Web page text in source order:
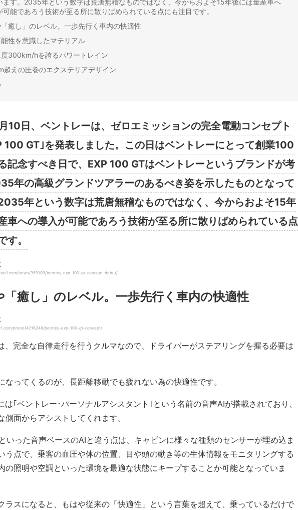
ます。2035年という数字は荒唐無稽なものではなく、今からおよそ15年後には量産車へ
可能であろう技術が至る所に散りばめられている点にも注目です。
「癒し」のレベル。一歩先行く車内の快適性
性を意識したマテリアル
300km/hを誇るパワートレイン
超えの圧巻のエクステリアデザイン
10日、ベントレーは、ゼロエミッションの完全電動コンセプト
100 GT｣を発表しました。この日はベントレーにとって創業100
記念すべき日で、EXP 100 GTはベントレーというブランドが考
年の高級グランドツアラーのあるべき姿を示したものとなって
年という数字は荒唐無稽なものではなく、今からおよそ15年
車への導入が可能であろう技術が至る所に散りばめられている点
す。
news/359109/bentley-exp-100-gt-concept-debut/
「癒し」のレベル。一歩先行く車内の快適性
photo/4216248/bentley-exp-100-gt-concept/
、完全な自律走行を行うクルマなので、ドライバーがステアリングを握る必要は
なってくるのが、長距離移動でも疲れない為の快適性です。
は｢ベントレー･パーソナルアシスタント｣という名前の音声AIが搭載されており、
側面からアシストしてくれます。
いった音声ベースのAIと違う点は、キャビンに様々な種類のセンサーが埋め込ま
う点で、乗客の血圧や体の位置、目や頭の動き等の生体情報をモニタリングする
の照明や空調といった環境を最適な状態にキープすることか可能となっていま
ラスになると、もはや従来の「快適性」という言葉を超えて、乗っているだけで